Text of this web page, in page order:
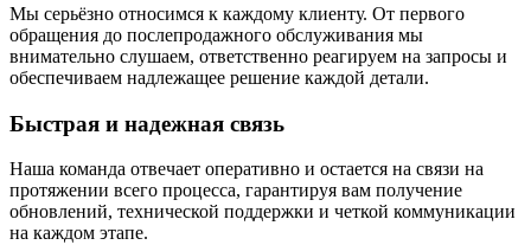
Мы серьёзно относимся к каждому клиенту. От первого
обращения до послепродажного обслуживания мы
внимательно слушаем, ответственно реагируем на запросы и
обеспечиваем надлежащее решение каждой детали.
Быстрая и надежная связь
Наша команда отвечает оперативно и остается на связи на
протяжении всего процесса, гарантируя вам получение
обновлений, технической поддержки и четкой коммуникации
на каждом этапе.